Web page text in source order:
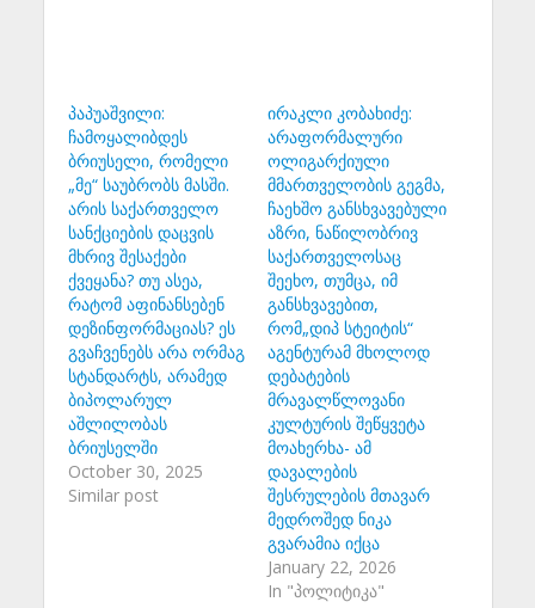
პაპუაშვილი:
ჩამოყალიბდეს
ბრიუსელი, რომელი
„მე“ საუბრობს მასში.
არის საქართველო
სანქციების დაცვის
მხრივ შესაქები
ქვეყანა? თუ ასეა,
რატომ აფინანსებენ
დეზინფორმაციას? ეს
გვაჩვენებს არა ორმაგ
სტანდარტს, არამედ
ბიპოლარულ
აშლილობას
ბრიუსელში
October 30, 2025
Similar post
ირაკლი კობახიძე:
არაფორმალური
ოლიგარქიული
მმართველობის გეგმა,
ჩაეხშო განსხვავებული
აზრი, ნაწილობრივ
საქართველოსაც
შეეხო, თუმცა, იმ
განსხვავებით,
რომ„დიპ სტეიტის“
აგენტურამ მხოლოდ
დებატების
მრავალწლოვანი
კულტურის შეწყვეტა
მოახერხა- ამ
დავალების
შესრულების მთავარ
მედროშედ ნიკა
გვარამია იქცა
January 22, 2026
In "პოლიტიკა"